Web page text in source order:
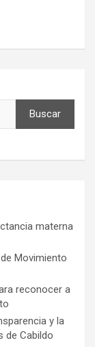
Buscar
materna
Movimiento
reconocer a
y la
de Cabildo